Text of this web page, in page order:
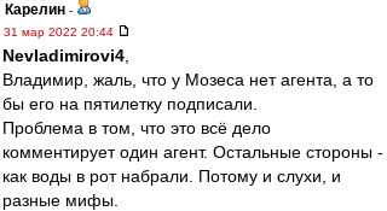
Карелин -
31 мар 2022 20:44
Nevladimirovi4
Владимир, жаль, что у Мозеса нет агента, а то
бы его на пятилетку подписали.
Проблема в том, что это всё дело
комментирует один агент. Остальные стороны -
как воды в рот набрали. Потому и слухи, и
разные мифы.